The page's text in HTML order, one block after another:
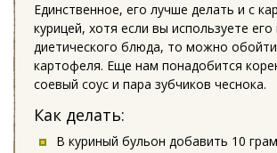
Единственное, его лучше делать и с
курицей, хотя если вы используете его
диетического блюда, то можно
картофеля. Еще нам понадобится
соевый соус и пара зубчиков чеснока.
Как делать:
В куриный бульон добавить 10